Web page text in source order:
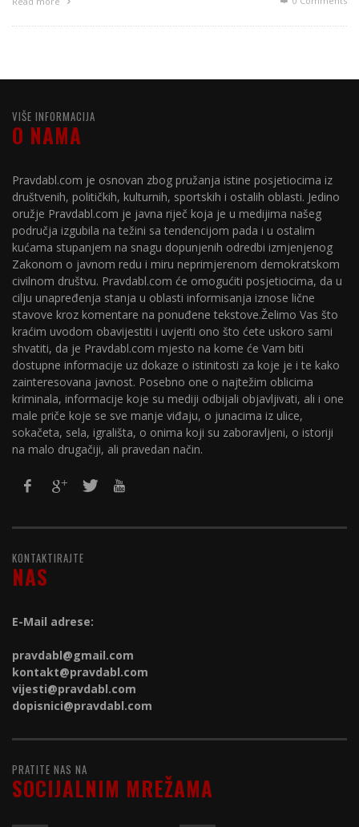
VIŠE INFORMACIJA
O NAMA
Pravdabl.com je osnovan zbog pružanja istine posjetiocima iz
društvenih, političkih, kulturnih, sportskih i ostalih oblasti. Jedino
oružje Pravdabl.com je javna riječ koja je u medijima našeg
područja izgubila na težini sa tendencijom pada i u ostalim
kućama stupanjem na snagu dopunjenih odredbi izmjenjenog
Zakonom o javnom redu i miru neprimjerenom demokratskom
civilnom društvu. Pravdabl.com će omogućiti posjetiocima, da u
cilju unapređenja stanja u oblasti informisanja iznose lične
stavove kroz komentare na ponuđene tekstove.Želimo Vas što
kraćim uvodom obavijestiti i uvjeriti ono što ćete uskoro sami
shvatiti, da je Pravdabl.com mjesto na kome će Vam biti
dostupne informacije uz dokaze o istinitosti za koje je i te kako
zainteresovana javnost. Posebno one o najtežim oblicima
kriminala, informacije koje su mediji odbijali objavljivati, ali i one
male priče koje se sve manje viđaju, o junacima iz ulice,
sokačeta, sela, igrališta, o onima koji su zaboravljeni, o istoriji
na malo drugačiji, ali pravedan način.
KONTAKTIRAJTE
NAS
E-Mail adrese:
pravdabl@gmail.com
kontakt@pravdabl.com
vijesti@pravdabl.com
dopisnici@pravdabl.com
PRATITE NAS NA
SOCIJALNIM MREŽAMA